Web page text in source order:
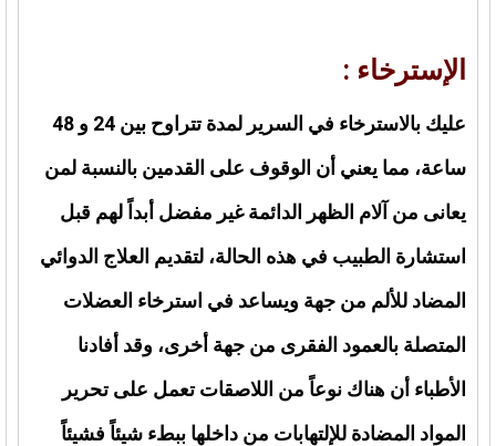
الإسترخاء :
عليك بالاسترخاء في السرير لمدة تتراوح بين 24 و 48
ساعة، مما يعني أن الوقوف على القدمين بالنسبة لمن
يعانى من آلام الظهر الدائمة غير مفضل أبداً لهم قبل
استشارة الطبيب في هذه الحالة، لتقديم العلاج الدوائي
المضاد للألم من جهة ويساعد في استرخاء العضلات
المتصلة بالعمود الفقرى من جهة أخرى، وقد أفادنا
الأطباء أن هناك نوعاً من اللاصقات تعمل على تحرير
المواد المضادة للإلتهابات من داخلها ببطء شيئاً فشيئاً